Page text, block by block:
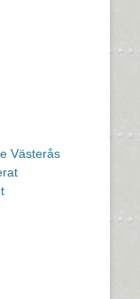
Västerås